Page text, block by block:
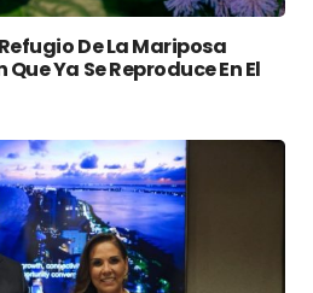
De La Mariposa
Ya Se Reproduce En El